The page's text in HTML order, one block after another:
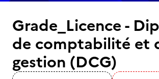
Grade_Licence -
de comptabilité et
gestion (DCG)